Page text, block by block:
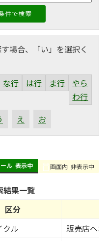
場合、「い」を選択く
な行 は行 ま行
やら
わ行
え お
ル 表示中 画面内 非表示中
結果一覧
区分
クル
販売店へお